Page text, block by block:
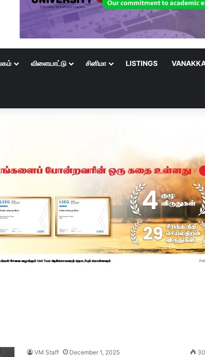
விளையாட்டு சினிமா LISTINGS
VM Staff December 1, 2025